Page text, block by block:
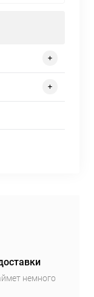
немного